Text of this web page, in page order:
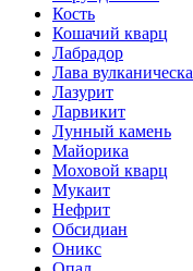
Кость
Кошачий кварц
Лабрадор
Лава
Лазурит
Ларвикит
Лунный камень
Майорика
Моховой кварц
Мукаит
Нефрит
Обсидиан
Оникс